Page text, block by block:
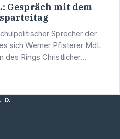
Gespräch mit dem
Sprecher der
sich Werner Pfisterer MdL
des Rings Christlicher
D.